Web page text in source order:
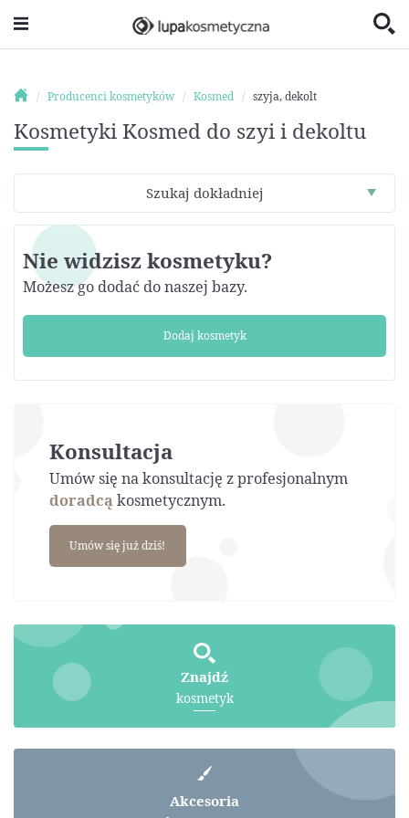
Producenci kosmetyków Kosmed szyja, dekolt
Kosmetyki Kosmed do szyi i dekoltu
Szukaj dokładniej
Nie widzisz kosmetyku?
Możesz go dodać do naszej bazy.
Dodaj kosmetyk
Konsultacja
Umów się na konsultację z profesjonalnym
doradcąkosmetycznym.
Umów się już dziś!
Znajdź
kosmetyk
Akcesoria